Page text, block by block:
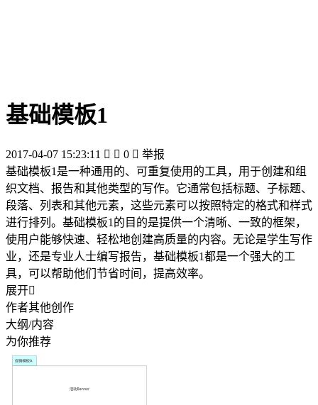
基础模板1
2017-04-07 15:23:11   0  举报
基础模板1是一种通用的、可重复使用的工具，用于创建和组
织文档、报告和其他类型的写作。它通常包括标题、子标题、
段落、列表和其他元素，这些元素可以按照特定的格式和样式
进行排列。基础模板1的目的是提供一个清晰、一致的框架，
使用户能够快速、轻松地创建高质量的内容。无论是学生写作
业，还是专业人士编写报告，基础模板1都是一个强大的工
具，可以帮助他们节省时间，提高效率。
展开
作者其他创作
大纲/内容
为你推荐